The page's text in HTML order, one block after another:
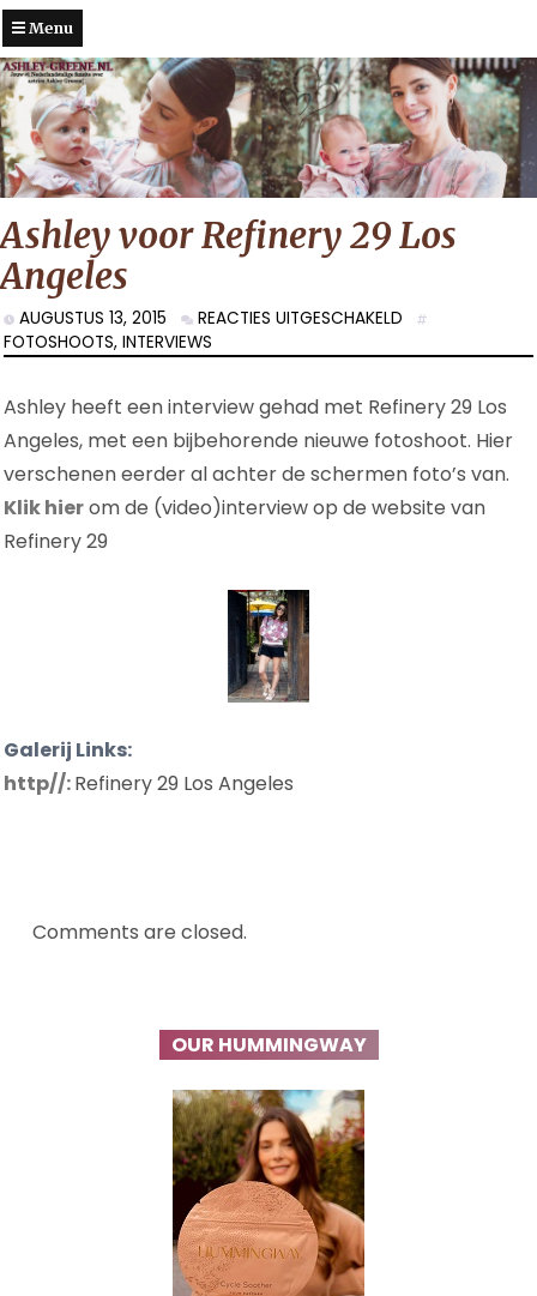
Menu
Ashley voor Refinery 29 Los
Angeles
AUGUSTUS 13, 2015 REACTIES UITGESCHAKELD VOOR
VOOR
29
LOS
ANGELES
FOTOSHOOTS, INTERVIEWS
Ashley heeft een interview gehad met Refinery 29 Los
Angeles, met een bijbehorende nieuwe fotoshoot. Hier
verschenen eerder al achter de schermen foto’s van.
Klik hierom de (video)interview op de website van
Refinery 29
Galerij Links:
http//:Refinery 29 Los Angeles
Comments are closed.
OUR HUMMINGWAY